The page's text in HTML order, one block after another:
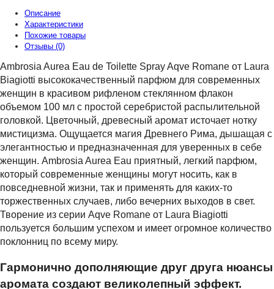
Описание
Характеристики
Похожие товары
Отзывы (0)
Ambrosia Aurea Eau de Toilette Spray Aqve Romane от Laura
Biagiotti высококачественный парфюм для современных
женщин в красивом рифленом стеклянном флакон
объемом 100 мл с простой серебристой распылительной
головкой. Цветочный, древесный аромат источает нотку
мистицизма. Ощущается магия Древнего Рима, дышащая с
элегантностью и предназначенная для уверенных в себе
женщин. Ambrosia Aurea Eau приятный, легкий парфюм,
который современные женщины могут носить, как в
повседневной жизни, так и применять для каких-то
торжественных случаев, либо вечерних выходов в свет.
Творение из серии Aqve Romane от Laura Biagiotti
пользуется большим успехом и имеет огромное количество
поклонниц по всему миру.
Гармонично дополняющие друг друга нюансы
аромата создают великолепный эффект.